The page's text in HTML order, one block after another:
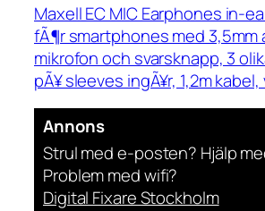
Maxell EC MIC Earphones in-
fÃ¶r smartphones med 3,5mm
mikrofon och svarsknapp, 3
pÃ¥ sleeves ingÃ¥r, 1,2m kabel,
Annons
Strul med e-posten? Hjälp
Problem med wifi?
Digital Fixare Stockholm